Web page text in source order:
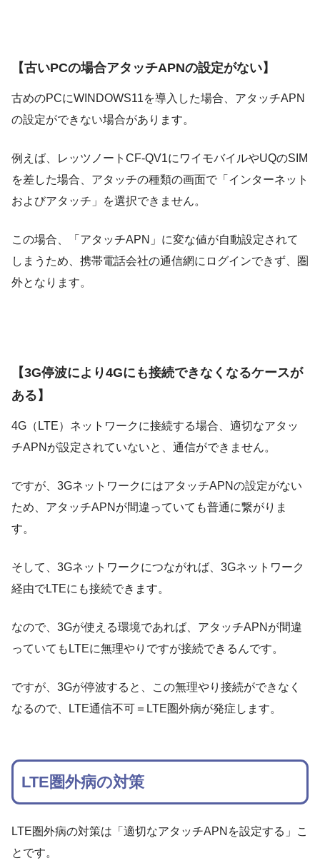
【古いPCの場合アタッチAPNの設定がない】
古めのPCにWINDOWS11を導入した場合、アタッチAPN
の設定ができない場合があります。
例えば、レッツノートCF-QV1にワイモバイルやUQのSIM
を差した場合、アタッチの種類の画面で「インターネット
およびアタッチ」を選択できません。
この場合、「アタッチAPN」に変な値が自動設定されて
しまうため、携帯電話会社の通信網にログインできず、圏
外となります。
【3G停波により4Gにも接続できなくなるケースが
ある】
4G（LTE）ネットワークに接続する場合、適切なアタッ
チAPNが設定されていないと、通信ができません。
ですが、3GネットワークにはアタッチAPNの設定がない
ため、アタッチAPNが間違っていても普通に繋がりま
す。
そして、3Gネットワークにつながれば、3Gネットワーク
経由でLTEにも接続できます。
なので、3Gが使える環境であれば、アタッチAPNが間違
っていてもLTEに無理やりですが接続できるんです。
ですが、3Gが停波すると、この無理やり接続ができなく
なるので、LTE通信不可＝LTE圏外病が発症します。
LTE圏外病の対策
LTE圏外病の対策は「適切なアタッチAPNを設定する」こ
とです。